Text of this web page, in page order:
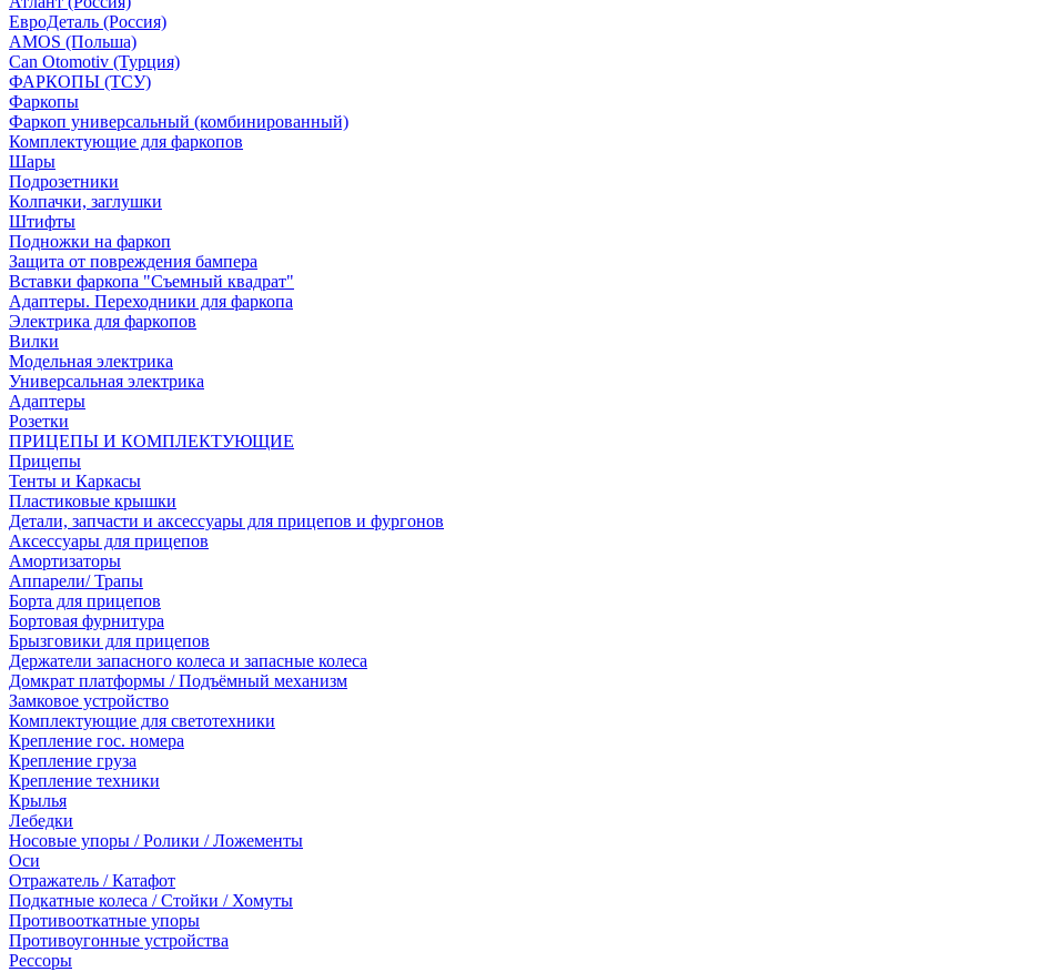
ЕвроДеталь (Россия)
AMOS (Польша)
Can Otomotiv (Турция)
ФАРКОПЫ (ТСУ)
Фаркопы
Фаркоп универсальный (комбинированный)
Комплектующие для фаркопов
Шары
Подрозетники
Колпачки, заглушки
Штифты
Подножки на фаркоп
Защита от повреждения бампера
Вставки фаркопа "Съемный квадрат"
Адаптеры. Переходники для фаркопа
Электрика для фаркопов
Вилки
Модельная электрика
Универсальная электрика
Адаптеры
Розетки
ПРИЦЕПЫ И КОМПЛЕКТУЮЩИЕ
Прицепы
Тенты и Каркасы
Пластиковые крышки
Детали, запчасти и аксессуары для прицепов и фургонов
Аксессуары для прицепов
Амортизаторы
Аппарели/ Трапы
Борта для прицепов
Бортовая фурнитура
Брызговики для прицепов
Держатели запасного колеса и запасные колеса
Домкрат платформы / Подъёмный механизм
Замковое устройство
Комплектующие для светотехники
Крепление гос. номера
Крепление груза
Крепление техники
Крылья
Лебедки
Носовые упоры / Ролики / Ложементы
Оси
Отражатель / Катафот
Подкатные колеса / Стойки / Хомуты
Противооткатные упоры
Противоугонные устройства
Рессоры